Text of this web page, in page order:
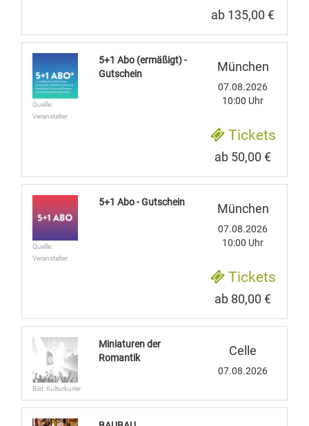
ab 135,00 €
Quelle:
Veranstalter
5+1 Abo (ermäßigt) -
Gutschein
München
07.08.2026
10:00 Uhr
Tickets
ab 50,00 €
Quelle:
Veranstalter
5+1 Abo - Gutschein München
07.08.2026
10:00 Uhr
Tickets
ab 80,00 €
Bild: Kulturkurier
Miniaturen der
Romantik
Celle
07.08.2026